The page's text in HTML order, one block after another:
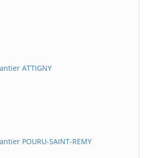
ATTIGNY
POURU-SAINT-REMY